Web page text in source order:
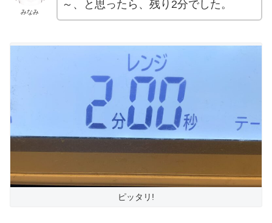
みなみ
～、と思ったら、残り2分でした。
ピッタリ!